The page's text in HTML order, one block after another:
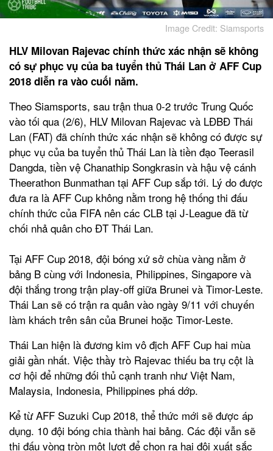
Image Credit: Siamsports
HLV Milovan Rajevac chính thức xác nhận sẽ không
có sự phục vụ của ba tuyển thủ Thái Lan ở AFF Cup
2018 diễn ra vào cuối năm.
Theo Siamsports, sau trận thua 0-2 trước Trung Quốc
vào tối qua (2/6), HLV Milovan Rajevac và LĐBĐ Thái
Lan (FAT) đã chính thức xác nhận sẽ không có được sự
phục vụ của ba tuyển thủ Thái Lan là tiền đạo Teerasil
Dangda, tiền vệ Chanathip Songkrasin và hậu vệ cánh
Theerathon Bunmathan tại AFF Cup sắp tới. Lý do được
đưa ra là AFF Cup không nằm trong hệ thống thi đấu
chính thức của FIFA nên các CLB tại J-League đã từ
chối nhả quân cho ĐT Thái Lan.
Tại AFF Cup 2018, đội bóng xứ sở chùa vàng nằm ở
bảng B cùng với Indonesia, Philippines, Singapore và
đội thắng trong trận play-off giữa Brunei và Timor-Leste.
Thái Lan sẽ có trận ra quân vào ngày 9/11 với chuyến
làm khách trên sân của Brunei hoặc Timor-Leste.
Thái Lan hiện là đương kim vô địch AFF Cup hai mùa
giải gần nhất. Việc thầy trò Rajevac thiếu ba trụ cột là
cơ hội để những đối thủ cạnh tranh như Việt Nam,
Malaysia, Indonesia, Philippines phá dớp.
Kể từ AFF Suzuki Cup 2018, thể thức mới sẽ được áp
dụng. 10 đội bóng chia thành hai bảng. Các đội vẫn sẽ
thi đấu vòng tròn một lượt để chọn ra hai đội xuất sắc